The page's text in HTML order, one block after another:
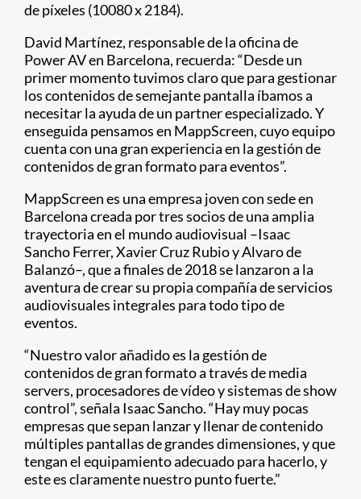
de píxeles (10080 x 2184).
David Martínez, responsable de la oficina de
Power AV en Barcelona, recuerda: “Desde un
primer momento tuvimos claro que para gestionar
los contenidos de semejante pantalla íbamos a
necesitar la ayuda de un partner especializado. Y
enseguida pensamos en MappScreen, cuyo equipo
cuenta con una gran experiencia en la gestión de
contenidos de gran formato para eventos”.
MappScreen es una empresa joven con sede en
Barcelona creada por tres socios de una amplia
trayectoria en el mundo audiovisual –Isaac
Sancho Ferrer, Xavier Cruz Rubio y Alvaro de
Balanzó–, que a finales de 2018 se lanzaron a la
aventura de crear su propia compañía de servicios
audiovisuales integrales para todo tipo de
eventos.
“Nuestro valor añadido es la gestión de
contenidos de gran formato a través de media
servers, procesadores de vídeo y sistemas de show
control”, señala Isaac Sancho. “Hay muy pocas
empresas que sepan lanzar y llenar de contenido
múltiples pantallas de grandes dimensiones, y que
tengan el equipamiento adecuado para hacerlo, y
este es claramente nuestro punto fuerte.”